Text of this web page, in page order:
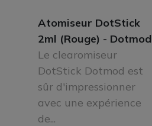
Atomiseur DotStick
2ml (Rouge) - Dotmod
Le clearomiseur
DotStick Dotmod est
sûr d'impressionner
avec une expérience
de...